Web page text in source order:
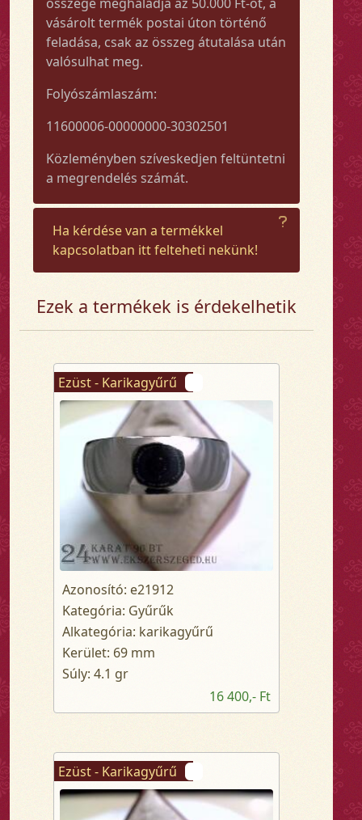
vásárolt termék postai úton történő
feladása, csak az összeg átutalása után
valósulhat meg.
Folyószámlaszám:
11600006-00000000-30302501
Közleményben szíveskedjen feltüntetni
a megrendelés számát.
Ha kérdése van a termékkel
kapcsolatban itt felteheti nekünk!
Ezek a termékek is érdekelhetik
Ezüst - Karikagyűrű
Azonosító: e21912
Kategória: Gyűrűk
Alkategória: karikagyűrű
Kerület: 69 mm
Súly: 4.1 gr
16 400,- Ft
Ezüst - Karikagyűrű